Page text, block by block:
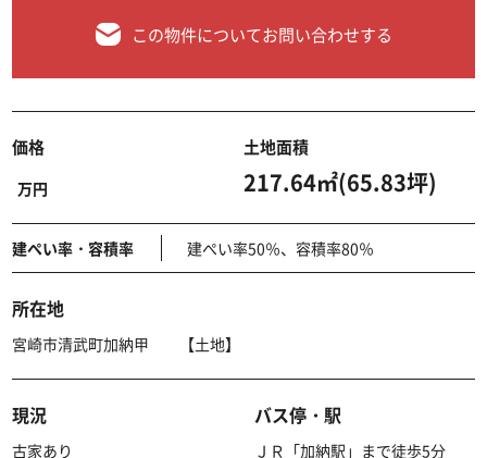
この物件についてお問い合わせする
価格
万円
土地面積
217.64㎡(65.83坪)
建ぺい率・容積率 建ぺい率50％、容積率80％
所在地
宮崎市清武町加納甲 【土地】
現況
古家あり
バス停・駅
ＪＲ「加納駅」まで徒歩5分